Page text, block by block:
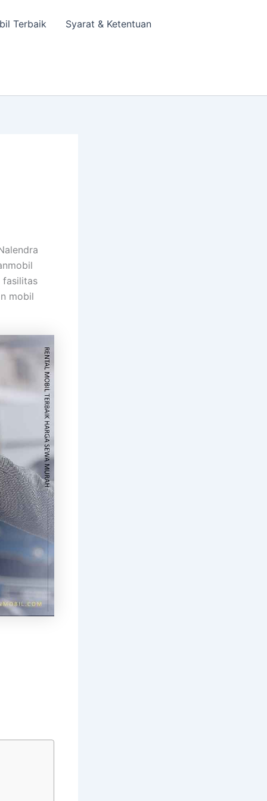
Terbaik Syarat & Ketentuan
fasilitas
mobil